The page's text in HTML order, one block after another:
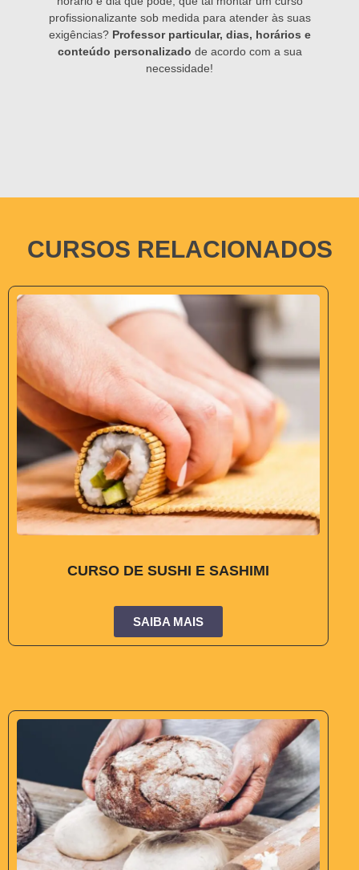
profissionalizante sob medida para atender às suas
exigências? Professor particular, dias, horários e
conteúdo personalizado de acordo com a sua
necessidade!
CURSOS RELACIONADOS
CURSO DE SUSHI E SASHIMI
SAIBA MAIS